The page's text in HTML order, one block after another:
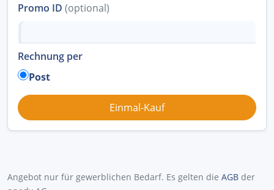
Promo ID (optional)
Rechnung per
Post
Angebot nur für gewerblichen Bedarf. Es gelten die AGB der